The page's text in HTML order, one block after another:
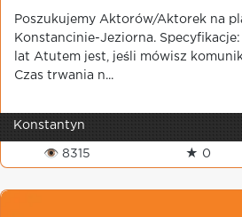
Poszukujemy Aktorów/Aktorek na
Konstancinie-Jeziorna.
lat Atutem jest, jeśli mówisz
Czas trwania n...
Konstantyn
👁 8315 ★ 0